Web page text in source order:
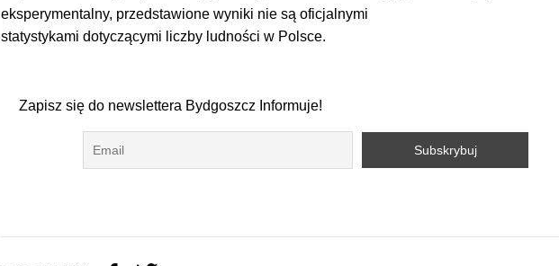
eksperymentalny, przedstawione wyniki nie są oficjalnymi
statystykami dotyczącymi liczby ludności w Polsce.
Zapisz się do newslettera Bydgoszcz Informuje!